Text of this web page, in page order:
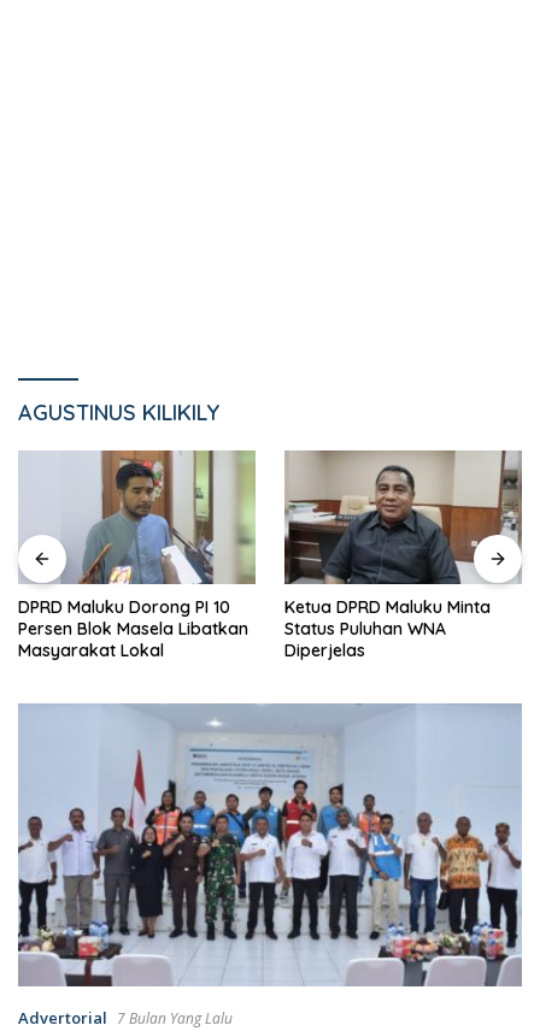
AGUSTINUS KILIKILY
DPRD Maluku Dorong PI 10
Persen Blok Masela Libatkan
Masyarakat Lokal
Ketua DPRD Maluku Minta
Status Puluhan WNA
Diperjelas
Advertorial 7 Bulan Yang Lalu